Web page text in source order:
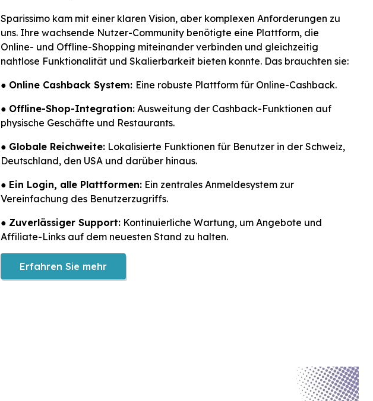
Sparissimo kam mit einer klaren Vision, aber komplexen Anforderungen zu
uns. Ihre wachsende Nutzer-Community benötigte eine Plattform, die
Online- und Offline-Shopping miteinander verbinden und gleichzeitig
nahtlose Funktionalität und Skalierbarkeit bieten konnte. Das brauchten sie:
● Online Cashback System: Eine robuste Plattform für Online-Cashback.
● Offline-Shop-Integration: Ausweitung der Cashback-Funktionen auf
physische Geschäfte und Restaurants.
● Globale Reichweite: Lokalisierte Funktionen für Benutzer in der Schweiz,
Deutschland, den USA und darüber hinaus.
● Ein Login, alle Plattformen: Ein zentrales Anmeldesystem zur
Vereinfachung des Benutzerzugriffs.
● Zuverlässiger Support: Kontinuierliche Wartung, um Angebote und
Affiliate-Links auf dem neuesten Stand zu halten.
Erfahren Sie mehr